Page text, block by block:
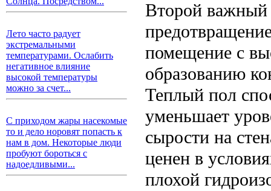
Лето часто радует
экстремальными
температурами. Ослабить
негативное влияние
высокой температуры
можно за счет...
С приходом жары насекомые
то и дело норовят попасть к
нам в дом. Некоторые люди
пробуют бороться с
надоедливыми...
Второй важный
помещение с
образованию
Теплый пол
уменьшает
сырости на
ценен в
плохой